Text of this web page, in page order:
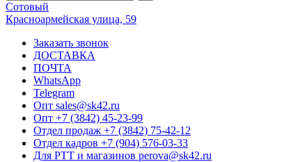
Сотовый
Красноармейская улица, 59
Заказать звонок
ДОСТАВКА
ПОЧТА
WhatsApp
Telegram
Опт sales@sk42.ru
Опт +7 (3842) 45-23-99
Отдел продаж +7 (3842) 75-42-12
Отдел кадров +7 (904) 576-03-33
Для РТТ и магазинов perova@sk42.ru